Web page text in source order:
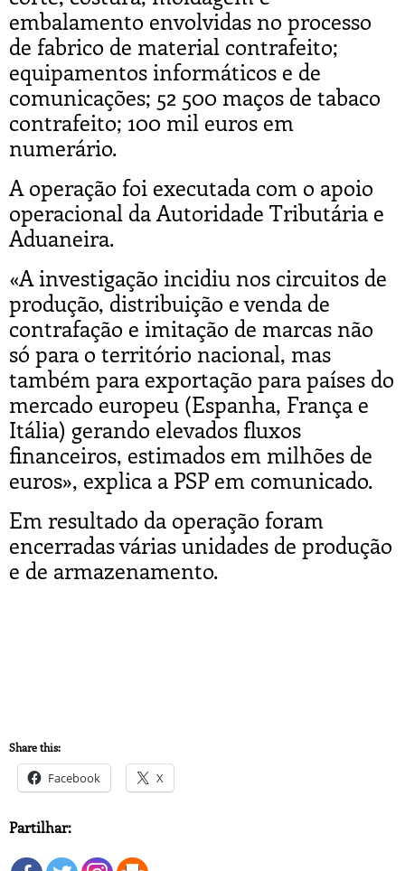
embalamento envolvidas no processo
de fabrico de material contrafeito;
equipamentos informáticos e de
comunicações; 52 500 maços de tabaco
contrafeito; 100 mil euros em
numerário.
A operação foi executada com o apoio
operacional da Autoridade Tributária e
Aduaneira.
«A investigação incidiu nos circuitos de
produção, distribuição e venda de
contrafação e imitação de marcas não
só para o território nacional, mas
também para exportação para países do
mercado europeu (Espanha, França e
Itália) gerando elevados fluxos
financeiros, estimados em milhões de
euros», explica a PSP em comunicado.
Em resultado da operação foram
encerradas várias unidades de produção
e de armazenamento.
Share this:
Facebook X
Partilhar: